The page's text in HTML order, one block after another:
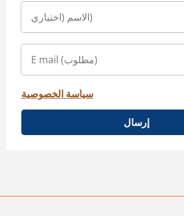
سياسة الخصوصية
إرسال